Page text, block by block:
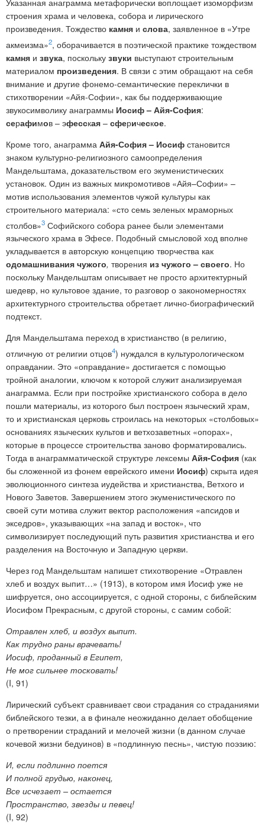
строения храма и человека, собора и лирического
произведения. Тождество камня и слова, заявленное в «Утре
акмеизма»2, оборачивается в поэтической практике тождеством
камня и звука, поскольку звуки выступают строительным
материалом произведения. В связи с этим обращают на себя
внимание и другие фонемо-семантические переклички в
стихотворении «Айя-Софии», как бы поддерживающие
звукосимволику анаграммы Иосиф – Айя-София:
серафимов – эфесская – сферическое.
Кроме того, анаграмма Айя-София – Иосиф становится
знаком культурно-религиозного самоопределения
Мандельштама, доказательством его экуменистических
установок. Один из важных микромотивов «Айя–Софии» –
мотив использования элементов чужой культуры как
строительного материала: «сто семь зеленых мраморных
столбов»3 Софийского собора ранее были элементами
языческого храма в Эфесе. Подобный смысловой ход вполне
укладывается в авторскую концепцию творчества как
одомашнивания чужого, творения из чужого – своего. Но
поскольку Мандельштам описывает не просто архитектурный
шедевр, но культовое здание, то разговор о закономерностях
архитектурного строительства обретает лично-биографический
подтекст.
Для Мандельштама переход в христианство (в религию,
отличную от религии отцов4) нуждался в культурологическом
оправдании. Это «оправдание» достигается с помощью
тройной аналогии, ключом к которой служит анализируемая
анаграмма. Если при постройке христианского собора в дело
пошли материалы, из которого был построен языческий храм,
то и христианская церковь строилась на некоторых «столбовых»
основаниях языческих культов и ветхозаветных «опорах»,
которые в процессе строительства заново форматировались.
Тогда в анаграмматической структуре лексемы Айя-София (как
бы сложенной из фонем еврейского имени Иосиф) скрыта идея
эволюционного синтеза иудейства и христианства, Ветхого и
Нового Заветов. Завершением этого экуменистического по
своей сути мотива служит вектор расположения «апсидов и
экседров», указывающих «на запад и восток», что
символизирует последующий путь развития христианства и его
разделения на Восточную и Западную церкви.
Через год Мандельштам напишет стихотворение «Отравлен
хлеб и воздух выпит…» (1913), в котором имя Иосиф уже не
шифруется, оно ассоциируется, с одной стороны, с библейским
Иосифом Прекрасным, с другой стороны, с самим собой:
Отравлен хлеб, и воздух выпит.
Как трудно раны врачевать!
Иосиф, проданный в Египет,
Не мог сильнее тосковать!
(I, 91)
Лирический субъект сравнивает свои страдания со страданиями
библейского тезки, а в финале неожиданно делает обобщение
о претворении страданий и мелочей жизни (в данном случае
кочевой жизни бедуинов) в «подлинную песнь», чистую поэзию:
И, если подлинно поется
И полной грудью, наконец,
Все исчезает – остается
Пространство, звезды и певец!
(I, 92)